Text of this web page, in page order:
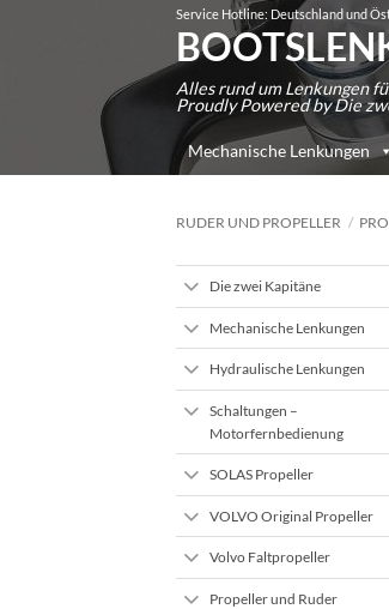
Service Hotline: Deutschland und
Alles rund um Lenkungen
Proudly Powered by Die
Mechanische Lenkungen
RUDER UND PROPELLER /
Die zwei Kapitäne
Mechanische Lenkungen
Hydraulische Lenkungen
Schaltungen –
Motorfernbedienung
SOLAS Propeller
VOLVO Original Propeller
Volvo Faltpropeller
Propeller und Ruder